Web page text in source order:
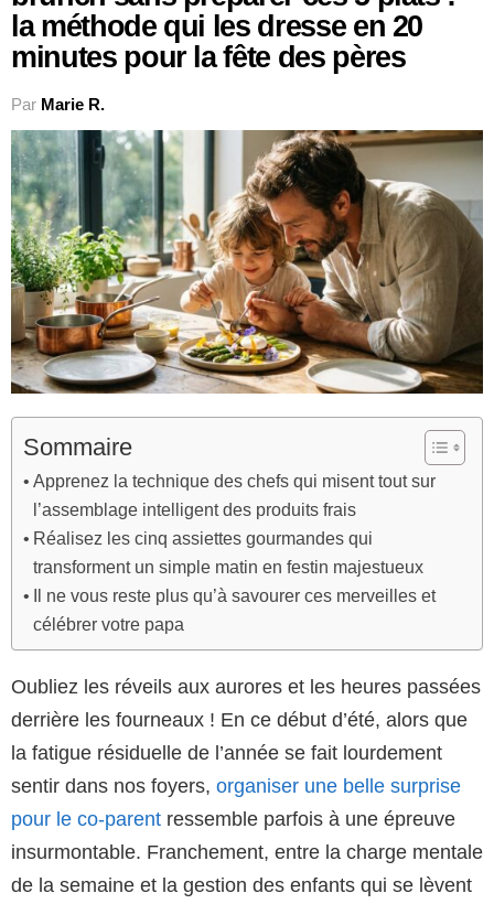
la méthode qui les dresse en 20
minutes pour la fête des pères
Par Marie R.
Sommaire
Apprenez la technique des chefs qui misent tout sur
l’assemblage intelligent des produits frais
Réalisez les cinq assiettes gourmandes qui
transforment un simple matin en festin majestueux
Il ne vous reste plus qu’à savourer ces merveilles et
célébrer votre papa
Oubliez les réveils aux aurores et les heures passées
derrière les fourneaux ! En ce début d’été, alors que
la fatigue résiduelle de l’année se fait lourdement
sentir dans nos foyers, organiser une belle surprise
pour le co-parent ressemble parfois à une épreuve
insurmontable. Franchement, entre la charge mentale
de la semaine et la gestion des enfants qui se lèvent